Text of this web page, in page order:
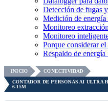
Detección de fugas
Medición de energía
Monitoreo
Monitoreo
Porque considerar
Respaldo de
INICIO
CONECTIVIDAD
CONTADOR DE PERSONAS AI ULTRA
6-15M